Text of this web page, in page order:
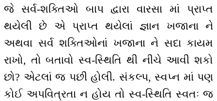
જે સર્વ-શક્તિઓ બાપ દ્વારા વારસા માં પ્રાપ્ત
થયેલી છે એ પ્રાપ્ત થયેલાં જ્ઞાન ખજાના ને
અથવા સર્વ શક્તિઓનાં ખજાના ને સદા કાયમ
રાખો, તો બતાવો સ્વ-સ્થિતિ થી નીચે આવી શકો
છો? એટલાં જ પછી હોલી. સંકલ્પ, સ્વપ્ન માં પણ
કોઈ અપવિત્રતા ન હોય તો સ્વ-સ્થિતિ સ્વતઃ જ